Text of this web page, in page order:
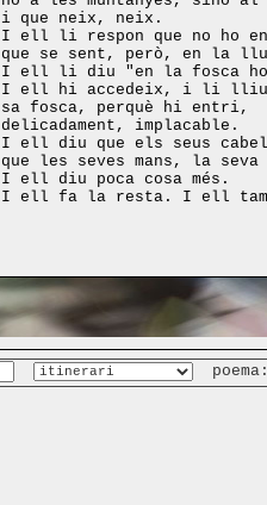
i que neix, neix.
I ell li respon que no ho
que se sent, però, en la
I ell li diu "en la fosca ho
I ell hi accedeix, i li
sa fosca, perquè hi entri,
delicadament, implacable.
I ell diu que els seus
que les seves mans, la
I ell diu poca cosa més.
I ell fa la resta. I ell